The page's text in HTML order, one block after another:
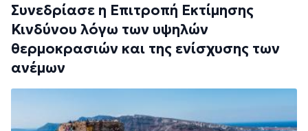
Συνεδρίασε η Επιτροπή Εκτίμησης
Κινδύνου λόγω των υψηλών
θερμοκρασιών και της ενίσχυσης των
ανέμων